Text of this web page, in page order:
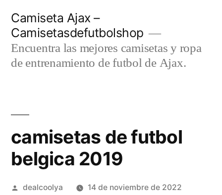
contenido
Camiseta Ajax –
Camisetasdefutbolshop
Encuentra las mejores camisetas y ropa
de entrenamiento de futbol de Ajax.
camisetas de futbol
belgica 2019
Publicado
dealcoolya 14 de noviembre de 2022